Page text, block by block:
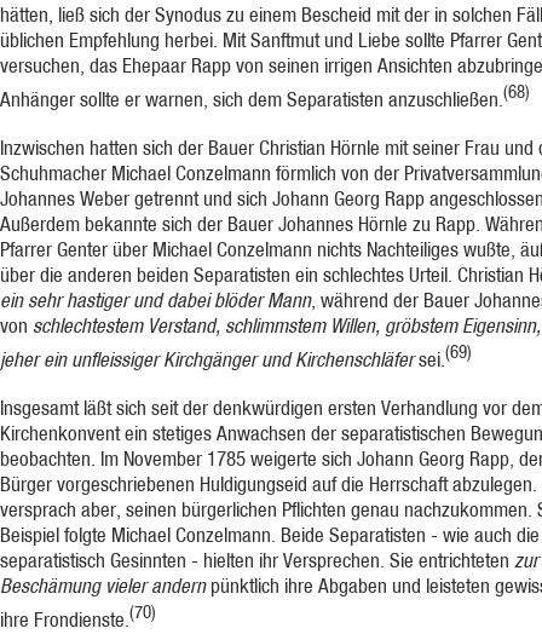
hätten, ließ sich der Synodus zu einem Bescheid mit der in solchen
üblichen Empfehlung herbei. Mit Sanftmut und Liebe sollte Pfarrer
versuchen, das Ehepaar Rapp von seinen irrigen Ansichten
Anhänger sollte er warnen, sich dem Separatisten anzuschließen. (68)
Inzwischen hatten sich der Bauer Christian Hörnle mit seiner Frau und
Schuhmacher Mi­chael Conzelmann förmlich von der
Johannes Weber getrennt und sich Johann Georg Rapp
Außerdem bekannte sich der Bauer Johannes Hörnle zu Rapp.
Pfarrer Genter über Michael Conzelmann nichts Nachteiliges wußte,
über die anderen beiden Separatisten ein schlechtes Urteil. Christian
ein sehr ha­stiger und dabei blöder Mann, während der Bauer
von schlechtestem Ver­stand, schlimmstem Willen, gröbstem
jeher ein unfleissiger Kirchgänger und Kirchenschläfersei. (69)
Insgesamt läßt sich seit der denkwürdigen ersten Verhandlung vor
Kirchenkonvent ein stetiges Anwachsen der separatistischen
beobachten. Im November 1785 weigerte sich Johann Georg Rapp,
Bürger vorgeschriebenen Huldigungseid auf die Herrschaft abzulegen.
versprach aber, seinen bürgerlichen Pflichten genau nachzukommen.
Beispiel folgte Michael Conzelmann. Beide Separatisten - wie auch
separatistisch Gesinnten - hielten ihr Versprechen. Sie entrichteten zur
Beschämung vieler andernpünktlich ihre Abgaben und leisteten
ihre Frondienste.(70)